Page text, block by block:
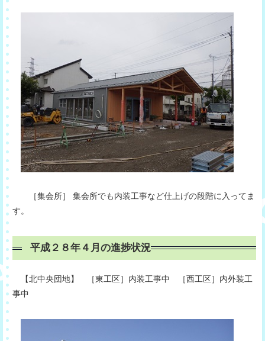
［集会所］ 集会所でも内装工事など仕上げの段階に入ってま
す。
平成２８年４月の進捗状況
【北中央団地】 ［東工区］内装工事中 ［西工区］内外装工
事中